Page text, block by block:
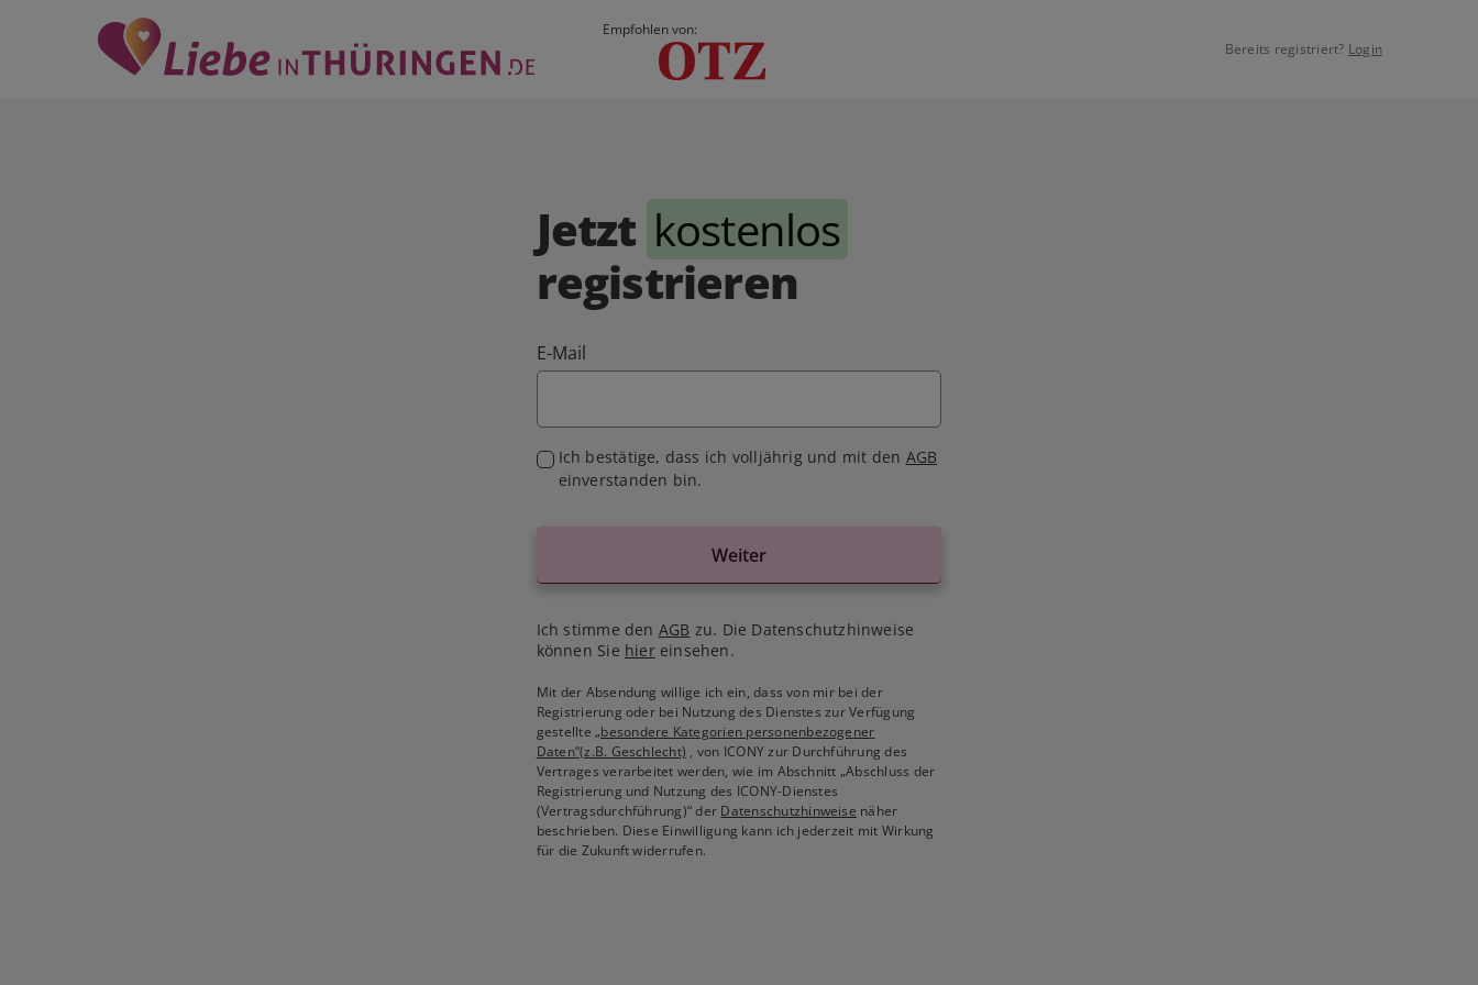
Empfohlen von:
Bereits registriert? Login
Jetzt kostenlos
registrieren
E-Mail
Ich bestätige, dass ich volljährig und mit den AGB
einverstanden bin.
Weiter
Ich stimme den AGB zu. Die Datenschutzhinweise
können Sie hiereinsehen.
Mit der Absendung willige ich ein, dass von mir bei der
Registrierung oder bei Nutzung des Dienstes zur Verfügung
gestellte„besondere Kategorien personenbezogener
Daten“(z.B. Geschlecht) , von ICONY zur Durchführung des
Vertrages verarbeitet werden, wie im Abschnitt „Abschluss der
Registrierung und Nutzung des ICONY-Dienstes
(Vertragsdurchführung)“ der Datenschutzhinweise näher
beschrieben. Diese Einwilligung kann ich jederzeit mit Wirkung
für die Zukunft widerrufen.